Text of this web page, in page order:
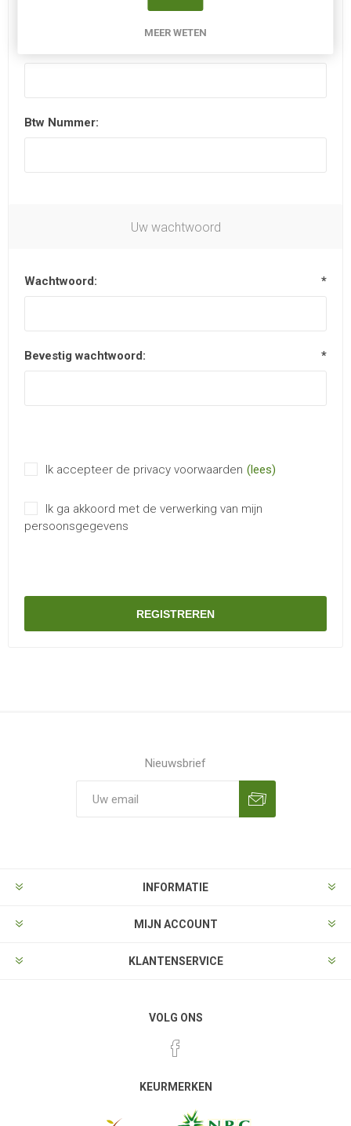
Btw Nummer:
Uw wachtwoord
Wachtwoord: *
Bevestig wachtwoord: *
Ik accepteer de privacy voorwaarden (lees)
Ik ga akkoord met de verwerking van mijn
persoonsgegevens
REGISTREREN
Nieuwsbrief
INFORMATIE
MIJN ACCOUNT
KLANTENSERVICE
VOLG ONS
KEURMERKEN
MEER WETEN